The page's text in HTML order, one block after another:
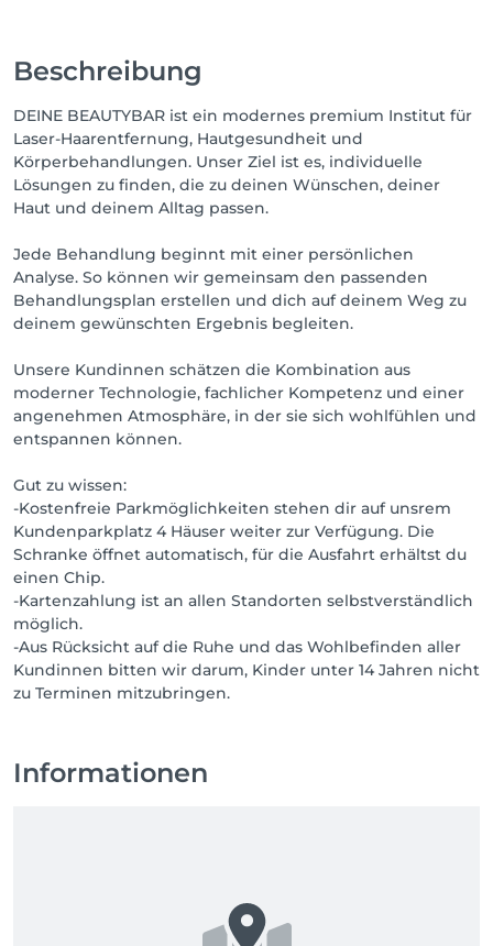
Beschreibung
DEINE BEAUTYBAR ist ein modernes premium Institut für
Laser-Haarentfernung, Hautgesundheit und
Körperbehandlungen. Unser Ziel ist es, individuelle
Lösungen zu finden, die zu deinen Wünschen, deiner
Haut und deinem Alltag passen.
Jede Behandlung beginnt mit einer persönlichen
Analyse. So können wir gemeinsam den passenden
Behandlungsplan erstellen und dich auf deinem Weg zu
deinem gewünschten Ergebnis begleiten.
Unsere Kundinnen schätzen die Kombination aus
moderner Technologie, fachlicher Kompetenz und einer
angenehmen Atmosphäre, in der sie sich wohlfühlen und
entspannen können.
Gut zu wissen:
-Kostenfreie Parkmöglichkeiten stehen dir auf unsrem
Kundenparkplatz 4 Häuser weiter zur Verfügung. Die
Schranke öffnet automatisch, für die Ausfahrt erhältst du
einen Chip.
-Kartenzahlung ist an allen Standorten selbstverständlich
möglich.
-Aus Rücksicht auf die Ruhe und das Wohlbefinden aller
Kundinnen bitten wir darum, Kinder unter 14 Jahren nicht
Informationen